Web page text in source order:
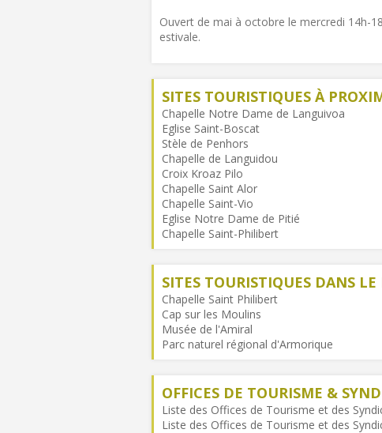
Ouvert de mai à octobre le mercredi 14h-
estivale.
SITES TOURISTIQUES À
Chapelle Notre Dame de Languivoa
Eglise Saint-Boscat
Stèle de Penhors
Chapelle de Languidou
Croix Kroaz Pilo
Chapelle Saint Alor
Chapelle Saint-Vio
Eglise Notre Dame de Pitié
Chapelle Saint-Philibert
SITES TOURISTIQUES DANS
Chapelle Saint Philibert
Cap sur les Moulins
Musée de l'Amiral
Parc naturel régional d'Armorique
OFFICES DE TOURISME &
Liste des Offices de Tourisme et des
Liste des Offices de Tourisme et des